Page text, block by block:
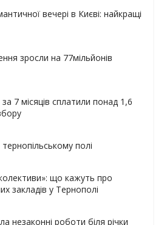
вечері в Києві: найкращі
зросли на 77мільйонів
7 місяців сплатили понад 1,6
полі
що кажуть про
закладів у Тернополі
незаконні роботи біля річки